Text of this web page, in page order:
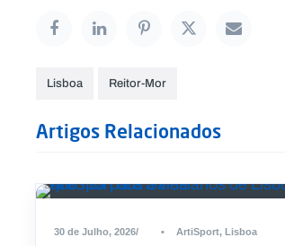
Lisboa Reitor-Mor
Artigos Relacionados
30 de Julho, 2026 • ArtiSport, Lisboa